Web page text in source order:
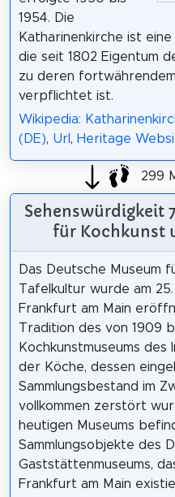
1954. Die
Katharinenkirche ist
die seit 1802 Eigentum
zu deren
verpflichtet ist.
Wikipedia:
(DE), Url , Heritage
299
Sehenswürdigkeit
für Kochkunst
Das Deutsche Museum
Tafelkultur wurde am
Frankfurt am Main
Tradition des von 1909
Kochkunstmuseums
der Köche, dessen
Sammlungsbestand im
vollkommen zerstört
heutigen Museums
Sammlungsobjekte des
Gaststättenmuseums,
Frankfurt am Main